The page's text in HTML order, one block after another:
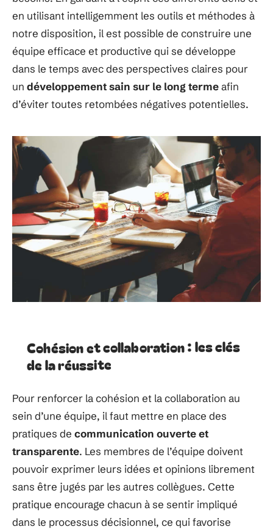
en utilisant intelligemment les outils et méthodes à
notre disposition, il est possible de construire une
équipe efficace et productive qui se développe
dans le temps avec des perspectives claires pour
un développement sain sur le long termeafin
d’éviter toutes retombées négatives potentielles.
Cohésion et collaboration : les clés
de la réussite
Pour renforcer la cohésion et la collaboration au
sein d’une équipe, il faut mettre en place des
pratiques de communication ouverte et
transparente. Les membres de l’équipe doivent
pouvoir exprimer leurs idées et opinions librement
sans être jugés par les autres collègues. Cette
pratique encourage chacun à se sentir impliqué
dans le processus décisionnel, ce qui favorise